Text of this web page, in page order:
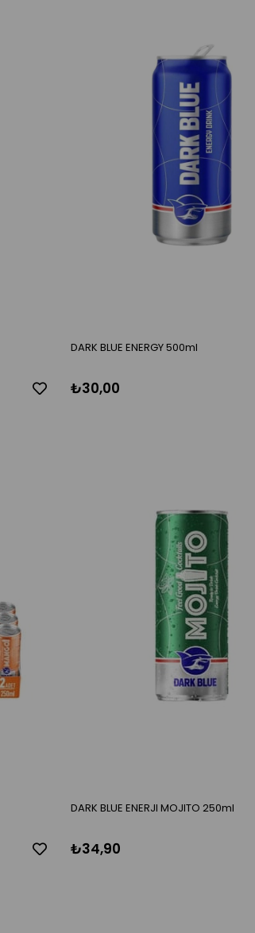
DARK BLUE ENERGY 500ml
₺30,00
DARK BLUE ENERJI MOJITO 250ml
₺34,90